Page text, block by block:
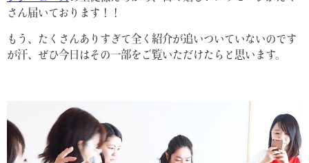
さん届いております！！
もう、たくさんありすぎて全く紹介が追いついていないのです
が汗、ぜひ今日はその一部をご覧いただけたらと思います。